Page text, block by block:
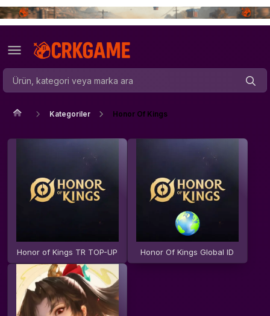
Kategoriler Honor Of Kings
Honor of Kings TR TOP-UP Honor Of Kings Global ID